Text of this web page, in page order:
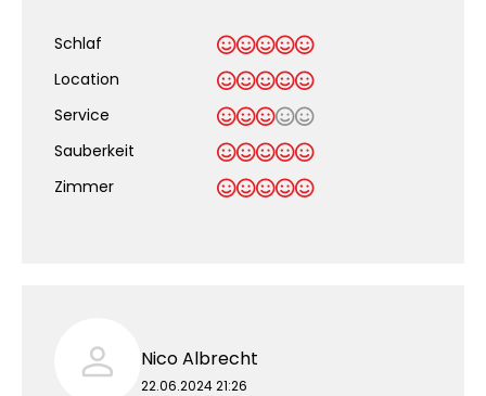
Schlaf
Location
Service
Sauberkeit
Zimmer
Nico Albrecht
22.06.2024 21:26